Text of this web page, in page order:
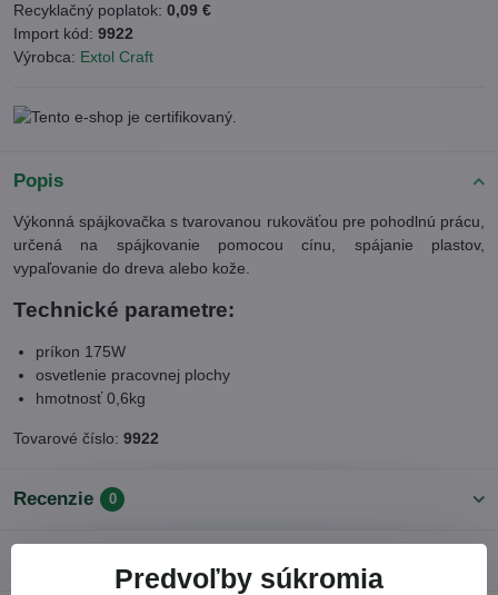
Recyklačný poplatok: 0,09 €
Import kód: 9922
Výrobca: Extol Craft
Popis
Výkonná spájkovačka s tvarovanou rukoväťou pre pohodlnú prácu,
určená na spájkovanie pomocou cínu, spájanie plastov,
vypaľovanie do dreva alebo kože.
Technické parametre:
príkon 175W
osvetlenie pracovnej plochy
hmotnosť 0,6kg
Tovarové číslo: 9922
Recenzie 0
Predvoľby súkromia